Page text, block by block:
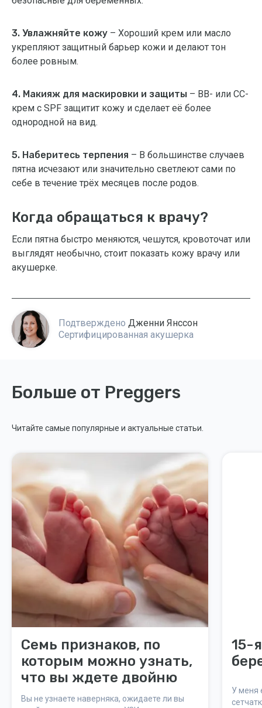
3. Увлажняйте кожу – Хороший крем или масло
укрепляют защитный барьер кожи и делают тон
более ровным.
4. Макияж для маскировки и защиты – BB- или CC-
крем с SPF защитит кожу и сделает её более
однородной на вид.
5. Наберитесь терпения – В большинстве случаев
пятна исчезают или значительно светлеют сами по
себе в течение трёх месяцев после родов.
Когда обращаться к врачу?
Если пятна быстро меняются, чешутся, кровоточат или
выглядят необычно, стоит показать кожу врачу или
акушерке.
Подтверждено Дженни Янссон
Сертифицированная акушерка
Больше от Preggers
Читайте самые популярные и актуальные статьи.
Семь признаков, по
которым можно узнать,
что вы ждете двойню
Вы не узнаете наверняка, ожидаете ли вы
15-
У меня